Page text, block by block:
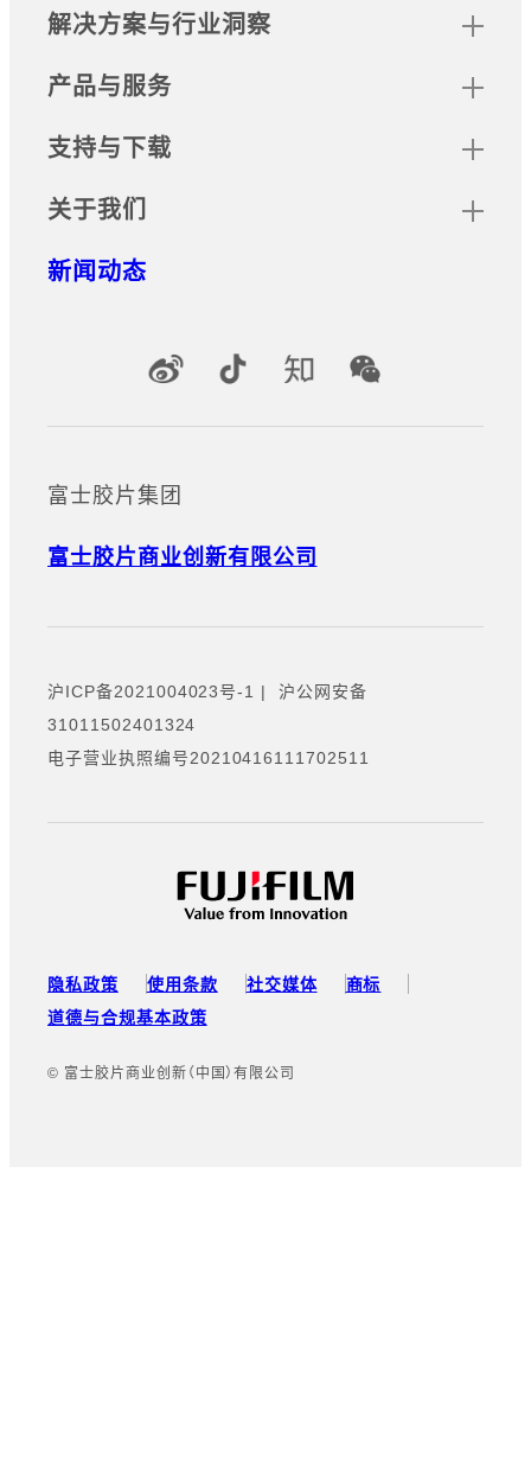
网站地图
解决方案与行业洞察
产品与服务
支持与下载
关于我们
新闻动态
官方社交媒体账号
富士胶片集团
富士胶片商业创新有限公司
沪ICP备2021004023号-1 |沪公网安备
31011502401324
电子营业执照编号20210416111702511
隐私政策 使用条款 社交媒体
商标
道德与合规基本政策
© 富士胶片商业创新（中国）有限公司